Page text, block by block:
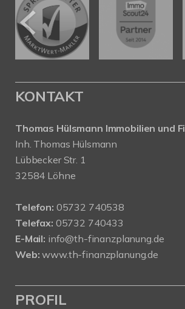
KONTAKT
Thomas Hülsmann Immobilien und
Inh. Thomas Hülsmann
Lübbecker Str. 1
32584 Löhne
Telefon: 05732 740538
Telefax: 05732 740433
E-Mail: info@th-finanzplanung.de
Web: www.th-finanzplanung.de
PROFIL